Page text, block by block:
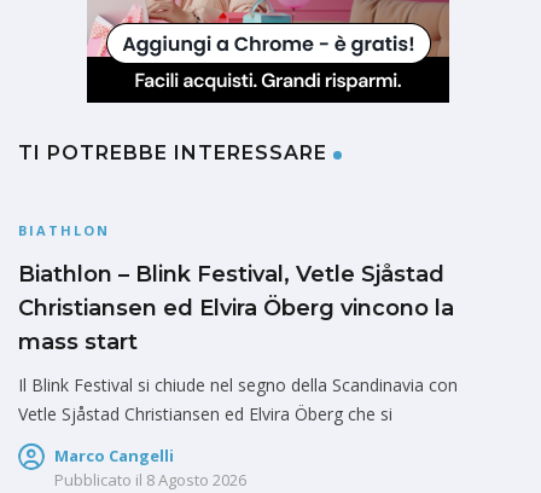
TI POTREBBE INTERESSARE
BIATHLON
Biathlon – Blink Festival, Vetle Sjåstad
Christiansen ed Elvira Öberg vincono la
mass start
Il Blink Festival si chiude nel segno della Scandinavia con
Vetle Sjåstad Christiansen ed Elvira Öberg che si
Marco Cangelli
Pubblicato il 8 Agosto 2026